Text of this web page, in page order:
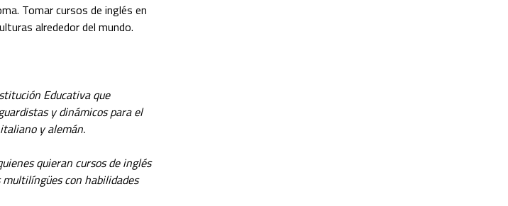
Tomarcursos de inglés en
alrededor del mundo.
Educativa que
y dinámicos para el
y alemán.
quieran cursos de inglés
con habilidades